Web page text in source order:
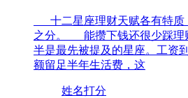
十二星座理财天赋各有特质
之分。 能攒下钱还很少踩理
半是最先被提及的星座。工资
额留足半年生活费，这
姓名打分